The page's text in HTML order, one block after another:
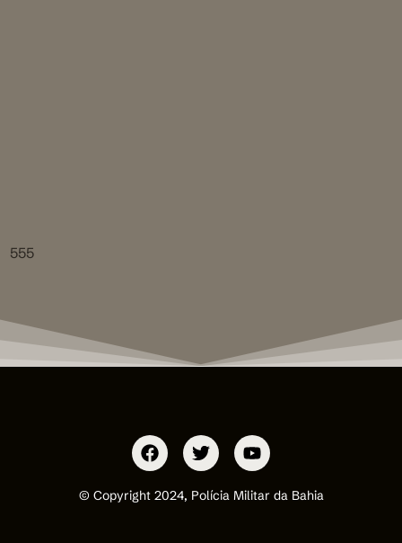
555
© Copyright 2024, Polícia Militar da Bahia